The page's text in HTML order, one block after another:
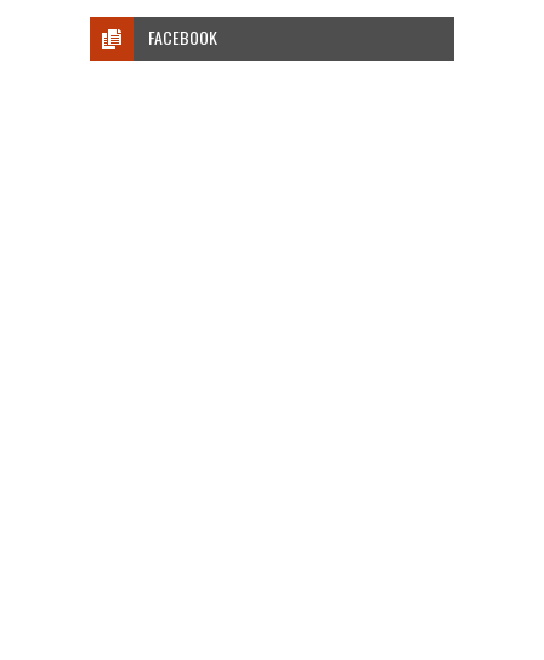
FACEBOOK